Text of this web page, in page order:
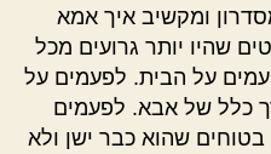
ומקשיב איך אמא
שהיו יותר גרועים מכל
על הבית. לפעמים על
כלל של אבא. לפעמים
שהוא כבר ישן ולא